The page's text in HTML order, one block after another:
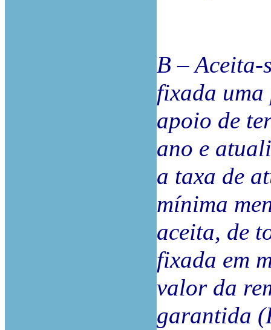
B – Aceita-
fixada uma
apoio de
ano e
a taxa de
mínima
aceita, de
fixada em
valor da
garantida